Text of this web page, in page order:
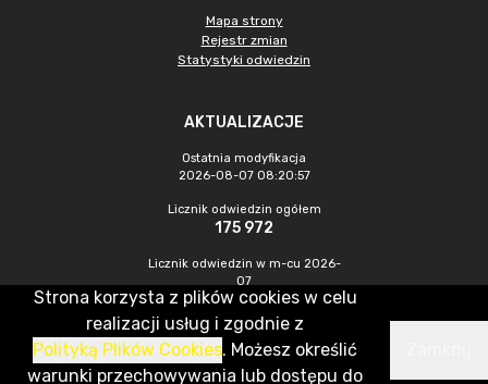
Mapa strony
Rejestr zmian
Statystyki odwiedzin
AKTUALIZACJE
Ostatnia modyfikacja
2026-08-07 08:20:57
Licznik odwiedzin ogółem
175 972
Licznik odwiedzin w m-cu 2026-
07
357
CMS & Hosting: Nefeni Sp. z o.o.
Strona korzysta z plików cookies w celu
realizacji usług i zgodnie z
Polityką Plików Cookies. Możesz określić
warunki przechowywania lub dostępu do